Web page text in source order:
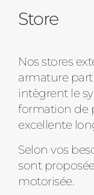
Store
Nos stores
armature
intègrent le
formation de
excellente
Selon vos
sont
motorisée.